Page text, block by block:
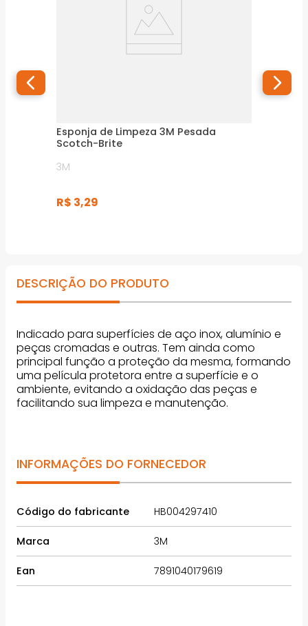
Esponja de Limpeza 3M Pesada
Scotch-Brite
3M
R$ 3,29
DESCRIÇÃO DO PRODUTO
Indicado para superfícies de aço inox, alumínio e
peças cromadas e outras. Tem ainda como
principal função a proteção da mesma, formando
uma película protetora entre a superfície e o
ambiente, evitando a oxidação das peças e
facilitando sua limpeza e manutenção.
INFORMAÇÕES DO FORNECEDOR
Código do fabricante HB004297410
Marca 3M
Ean 7891040179619